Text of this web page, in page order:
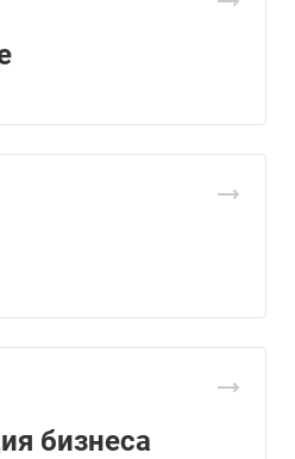
бизнеса